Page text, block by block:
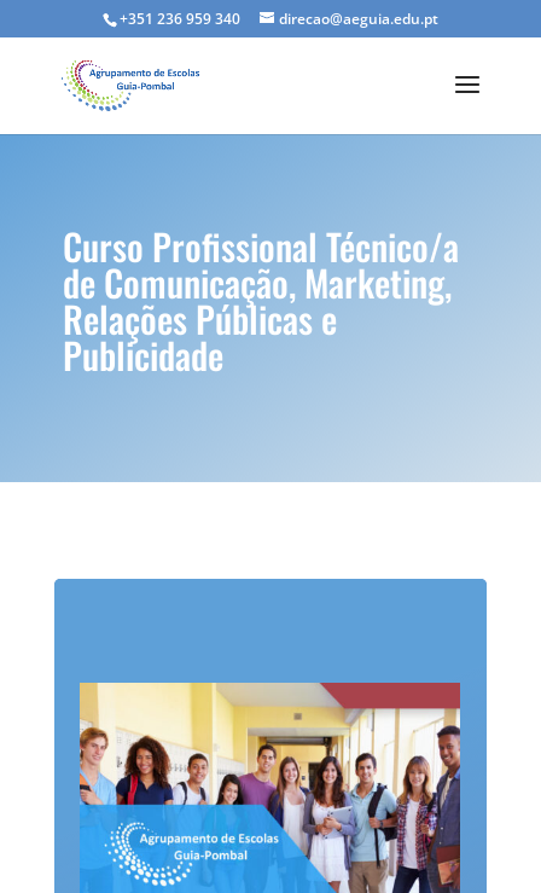
+351 236 959 340 direcao@aeguia.edu.pt
Curso Profissional Técnico/a
de Comunicação, Marketing,
Relações Públicas e
Publicidade